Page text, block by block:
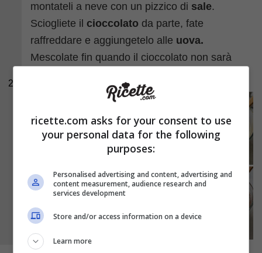
2
montateli a neve con un pizzico di sale.
Sciogliete il cioccolato da parte, fate
raffreddare e aggiungetelo alle uova.
Mescolate fin quando il cioccolato non sarà
ricette.com asks for your consent to use
your personal data for the following
purposes:
Personalised advertising and content, advertising and
content measurement, audience research and
services development
Store and/or access information on a device
Learn more